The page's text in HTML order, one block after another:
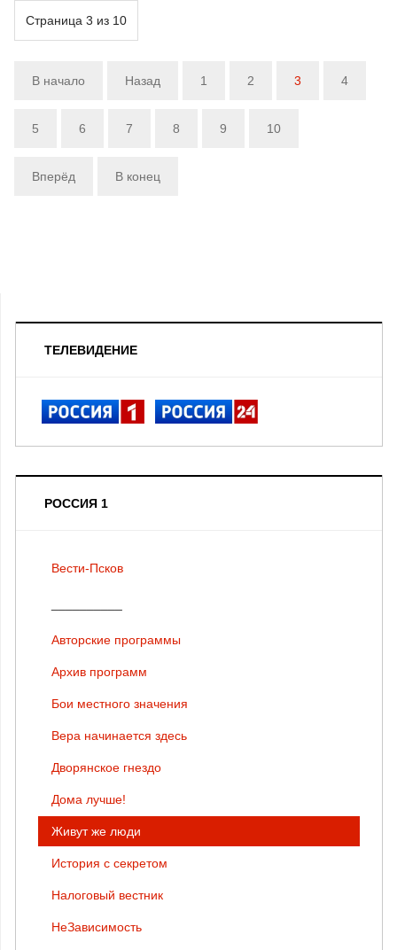
Страница 3 из 10
В начало Назад 1 2 3 4
5 6 7 8 9 10
Вперёд В конец
ТЕЛЕВИДЕНИЕ
РОССИЯ 1
Вести-Псков
Авторские программы
Архив программ
Бои местного значения
Вера начинается здесь
Дворянское гнездо
Дома лучше!
Живут же люди
История с секретом
Налоговый вестник
НеЗависимость